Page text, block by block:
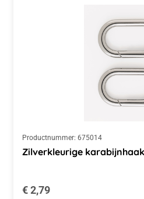
Productnummer: 675014
Zilverkleurige karabijnhaak
Normale prijs:
€ 2,79